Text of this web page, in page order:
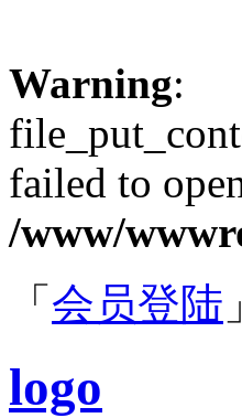
Warning:
failed to
/www/
「 会员登陆
logo